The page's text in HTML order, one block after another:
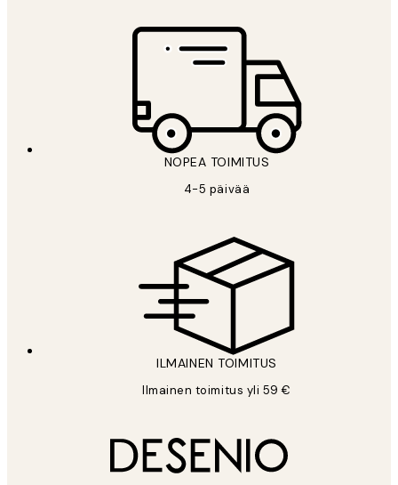
NOPEA TOIMITUS
4-5 päivää
ILMAINEN TOIMITUS
Ilmainen toimitus yli 59 €